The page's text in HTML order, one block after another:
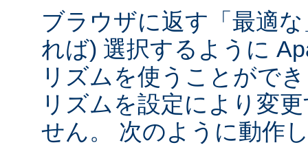
ブラウザに返す「最適
れば) 選択するように
リズムを使うことがで
リズムを設定により変
せん。 次のように動作